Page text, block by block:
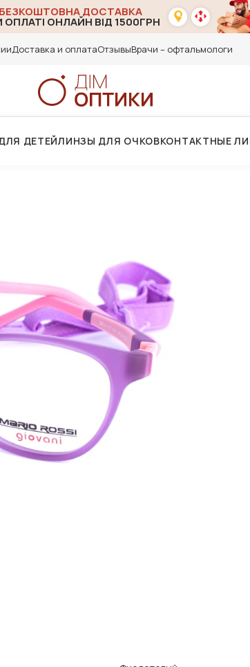
БЕЗКОШТОВНА ДОСТАВКА
ОПЛАТІ ОНЛАЙН ВІД 1500ГРН
Доставка и оплатаОтзывыВрачи – офтальмологи
ДЕТЕЙЛИНЗЫ ДЛЯ ОЧКОВКОНТАКТНЫЕ